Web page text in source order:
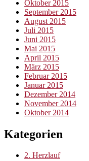
Oktober 2015
September 2015
August 2015
Juli 2015
Juni 2015
Mai 2015
April 2015
März 2015
Februar 2015
Januar 2015
Dezember 2014
November 2014
Oktober 2014
Kategorien
2. Herzlauf